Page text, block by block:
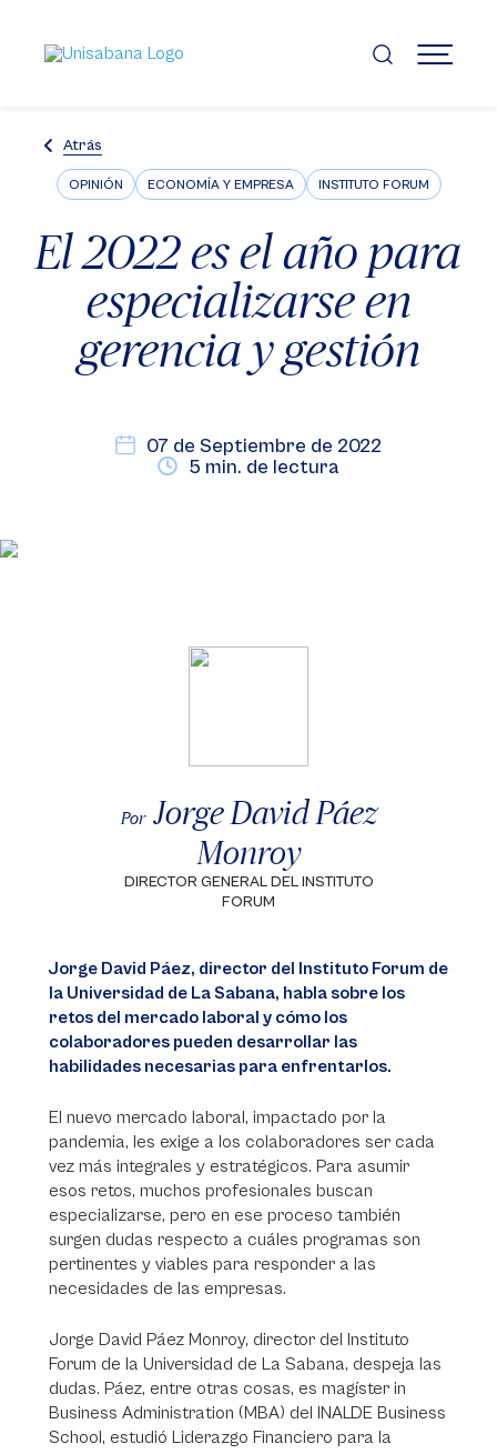
contenido
principal
MENÚ
Atrás
OPINIÓN ECONOMÍA Y EMPRESA INSTITUTO FORUM
El 2022 es el año para
especializarse en
gerencia y gestión
07 de Septiembre de 2022
5 min. de lectura
Por Jorge David Páez
Monroy
DIRECTOR GENERAL DEL INSTITUTO
FORUM
Jorge David Páez, director del Instituto Forum de
la Universidad de La Sabana, habla sobre los
retos del mercado laboral y cómo los
colaboradores pueden desarrollar las
habilidades necesarias para enfrentarlos.
El nuevo mercado laboral, impactado por la
pandemia, les exige a los colaboradores ser cada
vez más integrales y estratégicos. Para asumir
esos retos, muchos profesionales buscan
especializarse, pero en ese proceso también
surgen dudas respecto a cuáles programas son
pertinentes y viables para responder a las
necesidades de las empresas.
Jorge David Páez Monroy, director del Instituto
Forum de la Universidad de La Sabana, despeja las
dudas. Páez, entre otras cosas, es magíster in
Business Administration (MBA) del INALDE Business
School, estudió Liderazgo Financiero para la